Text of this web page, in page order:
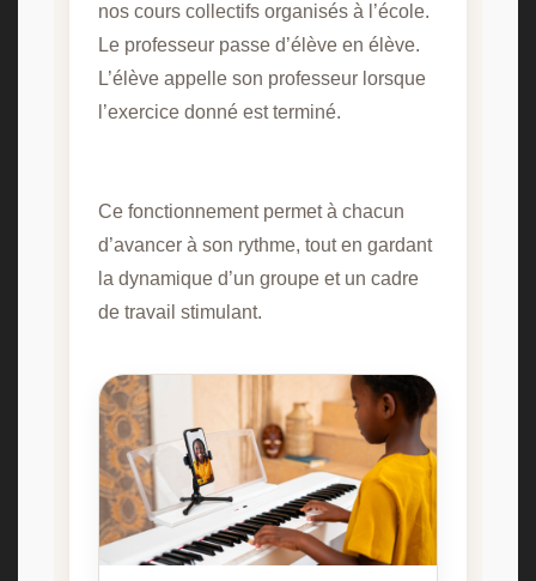
nos cours collectifs organisés à l’école.
Le professeur passe d’élève en élève.
L’élève appelle son professeur lorsque
l’exercice donné est terminé.
Ce fonctionnement permet à chacun
d’avancer à son rythme, tout en gardant
la dynamique d’un groupe et un cadre
de travail stimulant.